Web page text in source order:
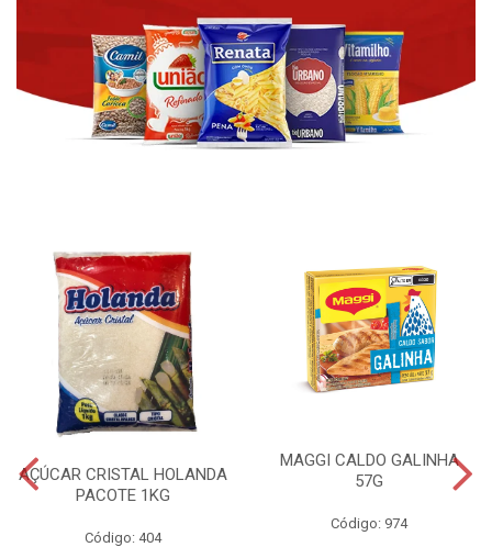
AÇÚCAR CRISTAL HOLANDA
PACOTE 1KG
Código: 404
MAGGI CALDO GALINHA
57G
Código: 974